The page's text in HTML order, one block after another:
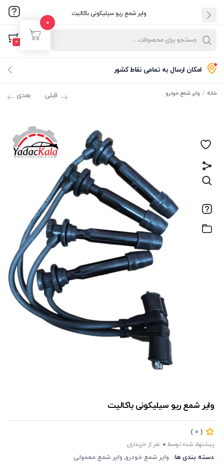
وایر شمع ریو سیلیکونی باکالیت
0
امکان ارسال به تمامی نقاط کشور
نام کاربری و پسورد خود را برای ورود، وارد کنید.
مرا به خاطر بسپار فراموشی رمز عبور؟
ورود با کد یکبارمصرف
خانه وایر شمع خودرو قبلی بعدی
وایر شمع ریو سیلیکونی باکالیت
‏‫(
0
)
پیشنهاد شده توسط 0
دسته بندی ها: وایر شمع خودرو وایر شمع معمولی
0